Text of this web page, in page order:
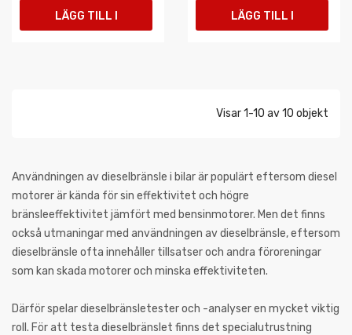
LÄGG TILL I LÄGG TILL I
Visar 1-10 av 10 objekt
Användningen av dieselbränsle i bilar är populärt eftersom diesel
motorer är kända för sin effektivitet och högre
bränsleeffektivitet jämfört med bensinmotorer. Men det finns
också utmaningar med användningen av dieselbränsle, eftersom
dieselbränsle ofta innehåller tillsatser och andra föroreningar
som kan skada motorer och minska effektiviteten.
Därför spelar dieselbränsletester och -analyser en mycket viktig
roll. För att testa dieselbränslet finns det specialutrustning